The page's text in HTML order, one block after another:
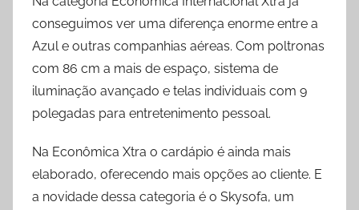
conseguimos ver uma diferença enorme entre a
Azul e outras companhias aéreas. Com poltronas
com 86 cm a mais de espaço, sistema de
iluminação avançado e telas individuais com 9
polegadas para entretenimento pessoal.
Na Econômica Xtra o cardápio é ainda mais
elaborado, oferecendo mais opções ao cliente. E
a novidade dessa categoria é o Skysofa, um